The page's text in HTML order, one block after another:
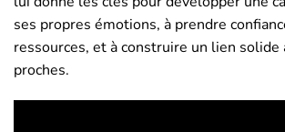
ses propres émotions, à prendre
ressources, et à construire un lien solide
proches.